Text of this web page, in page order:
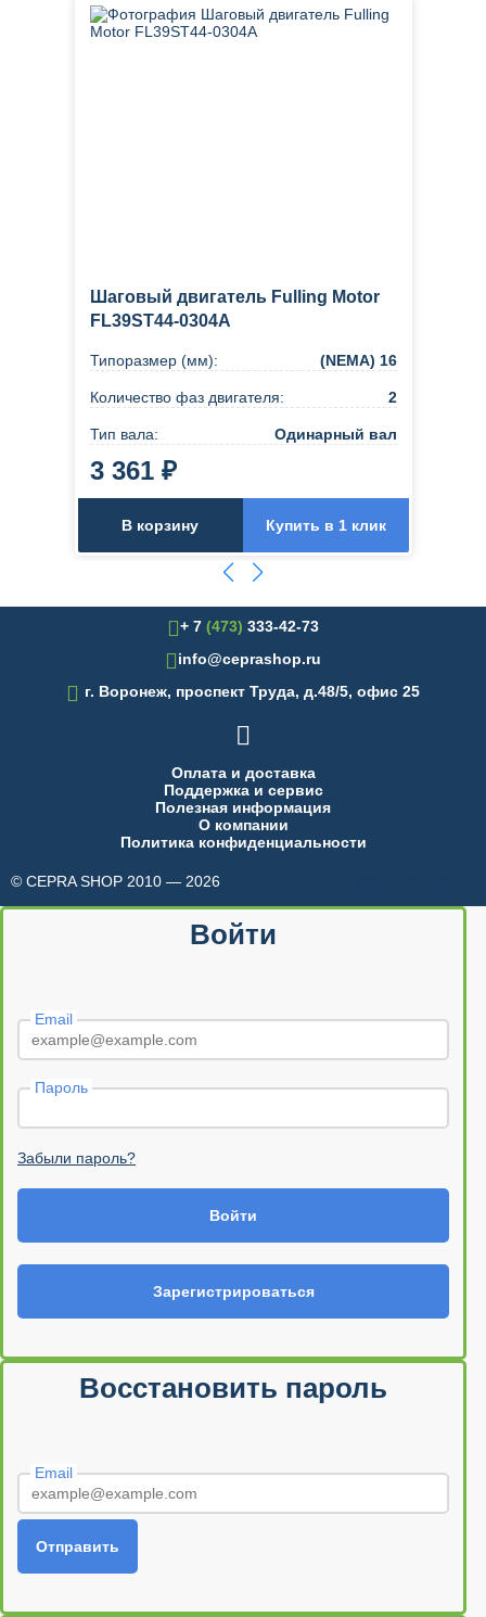
Шаговый двигатель Fulling Motor
FL39ST44-0304A
Типоразмер (мм): (NEMA) 16
Количество фаз двигателя: 2
Тип вала: Одинарный вал
3 361 ₽
В корзину Купить в 1 клик
+ 7 (473) 333-42-73
info@ceprashop.ru
 г. Воронеж, проспект Труда, д.48/5, офис 25

Оплата и доставка
Поддержка и сервис
Полезная информация
О компании
Политика конфиденциальности
© CEPRA SHOP 2010 — 2026
Войти
Email
Пароль
Забыли пароль?
Войти
Зарегистрироваться
Восстановить пароль
Email
Отправить